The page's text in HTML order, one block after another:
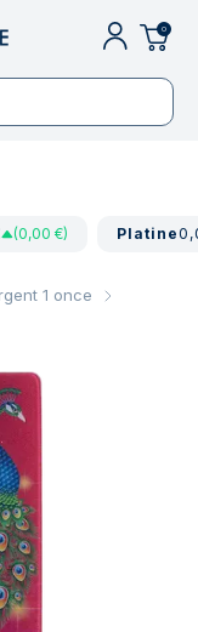
0
(0,00 €) Platine
1 once